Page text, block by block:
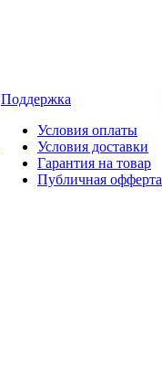
Поддержка
Условия оплаты
Условия доставки
Гарантия на товар
Публичная офферта